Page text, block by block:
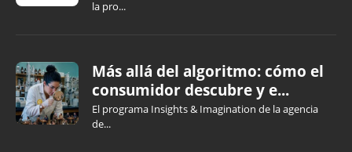
la pro...
Más allá del algoritmo: cómo el
consumidor descubre y e...
El programa Insights & Imagination de la agencia
de...